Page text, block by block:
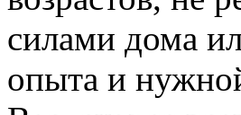
силами дома
опыта и